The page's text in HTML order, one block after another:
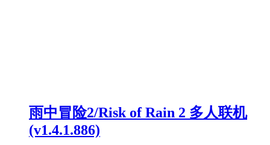
雨中冒险2/Risk of Rain 2 多人联机
(v1.4.1.886)